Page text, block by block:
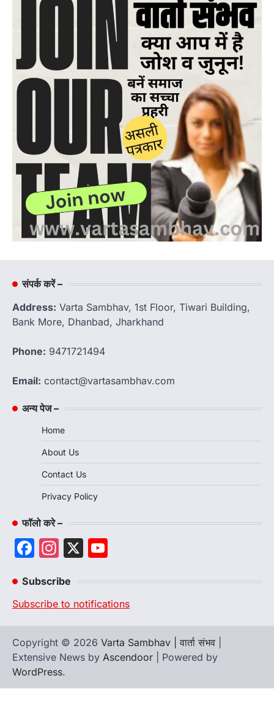
संपर्क करें –
Address: Varta Sambhav, 1st Floor, Tiwari Building,
Bank More, Dhanbad, Jharkhand
Phone: 9471721494
Email: contact@vartasambhav.com
अन्य पेज –
Home
About Us
Contact Us
Privacy Policy
फॉलो करे –
Facebook
Instagram
X
Subscribe
Subscribe to notifications
Copyright © 2026 Varta Sambhav | वार्ता संभव
Extensive News by Ascendoor | Powered by
WordPress.